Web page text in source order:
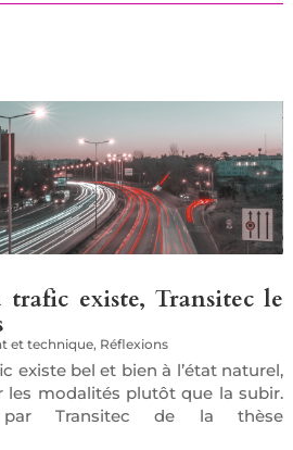
trafic existe, Transitec le
et technique, Réflexions
existe bel et bien à l’état naturel,
les modalités plutôt que la subir.
par Transitec de la thèse